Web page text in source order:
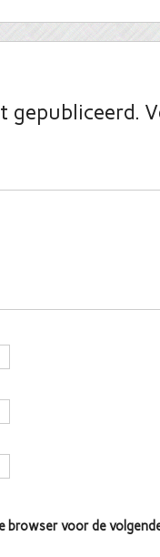
gepubliceerd.
browser voor de